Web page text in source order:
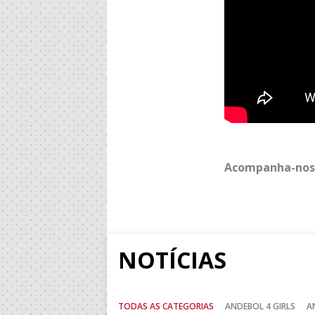
Acompanha-
NOTÍCIAS
TODAS AS CATEGORIAS ANDEBOL 4 GIRLS